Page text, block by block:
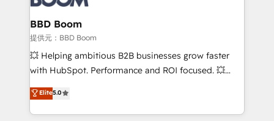
Complex platform migrations and data cleanups •
Custom APIs and third-party integrations 📈 End-to-
End Revenue Acceleration • Lifecycle marketing and
pipeline growth programs • Sales enablement tools
and CRM optimization • Retention strategies with
Execution • 750+ onboardings and 2,000+
implementations • Deep expertise across marketing,
BBD Boom
提供元：BBD Boom
💥 Helping ambitious B2B businesses grow faster
with HubSpot. Performance and ROI focused. 💥
BBD Boom is the HubSpot partner that can help you
to HubSpot Better. We work with your teams to
solve all your HubSpot challenges and improve user
Elite5.0